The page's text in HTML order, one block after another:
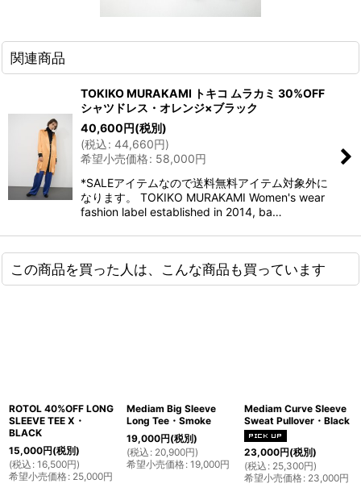
関連商品
TOKIKO MURAKAMI トキコ ムラカミ 30%OFF
シャツドレス・オレンジ×ブラック
40,600円(税別)
(税込: 44,660円)
希望小売価格: 58,000円
*SALEアイテムなので送料無料アイテム対象外に
なります。 TOKIKO MURAKAMI Women's wear
fashion label established in 2014, ba…
この商品を買った人は、こんな商品も買っています
ROTOL 40%OFF LONG
SLEEVE TEE X・
BLACK
15,000円(税別)
(税込 : 16,500円)
希望小売価格: 25,000円
Mediam Big Sleeve
Long Tee・Smoke
19,000円(税別)
(税込 : 20,900円)
希望小売価格: 19,000円
Mediam Curve Sleeve
Sweat Pullover・Black
23,000円(税別)
(税込 : 25,300円)
希望小売価格: 23,000円